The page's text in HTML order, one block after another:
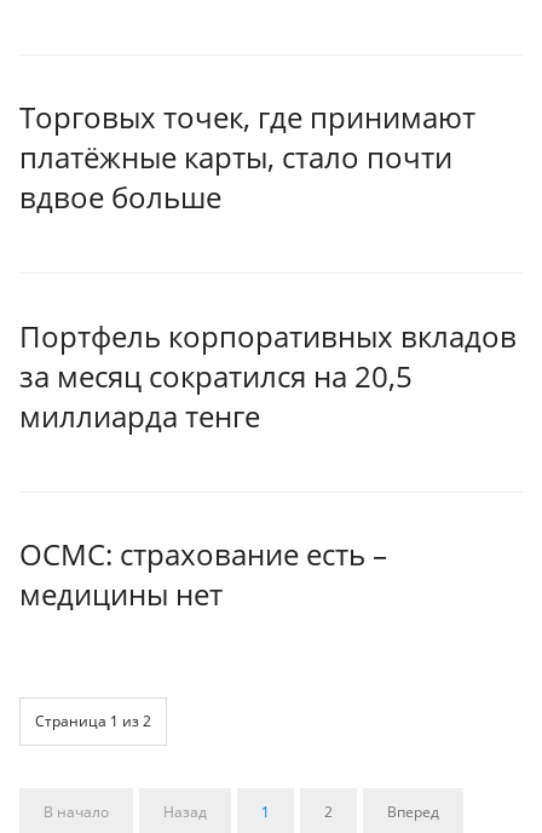
Торговых точек, где принимают
платёжные карты, стало почти
вдвое больше
Портфель корпоративных вкладов
за месяц сократился на 20,5
миллиарда тенге
ОСМС: страхование есть –
медицины нет
Страница 1 из 2
В начало Назад 1 2 Вперед